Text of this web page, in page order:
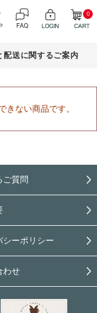
0
配送に関するご案内
きない商品です。
ご質問
シーポリシー
わせ